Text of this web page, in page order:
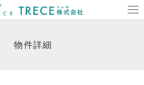
物件詳細